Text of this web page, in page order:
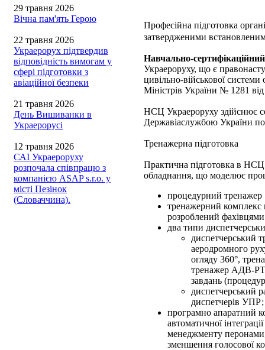
29 травня 2026
Вічна пам'ять Герою
22 травня 2026
Украерорух підтвердив
відповідність вимогам у
сфері підготовки з
авіаційної безпеки
21 травня 2026
День Вишиванки в
Украерорусі
12 травня 2026
САІ Украероруху
розпочала співпрацю з
компанією ASAP s.r.o. у
місті Пезінок
(Словаччина).
Професійна підготовка
затвердженими
Навчально-
Украероруху, що є
цивільно-військової системи
Міністрів України № 1281
НСЦ Украероруху здійснює
Державіаслужбою України
Тренажерна підготовка
Практична підготовка в НСЦ
обладнання, що моделює
процедурний тренажер
тренажерний комплекс
розроблений
два типи
диспетчерський
аеродромного
огляду 360°,
тренажер АДВ-
завдань
диспетчерський
диспетчерів УПР;
програмно апаратний
автоматичної
менеджменту перонами,
зменшення голосової